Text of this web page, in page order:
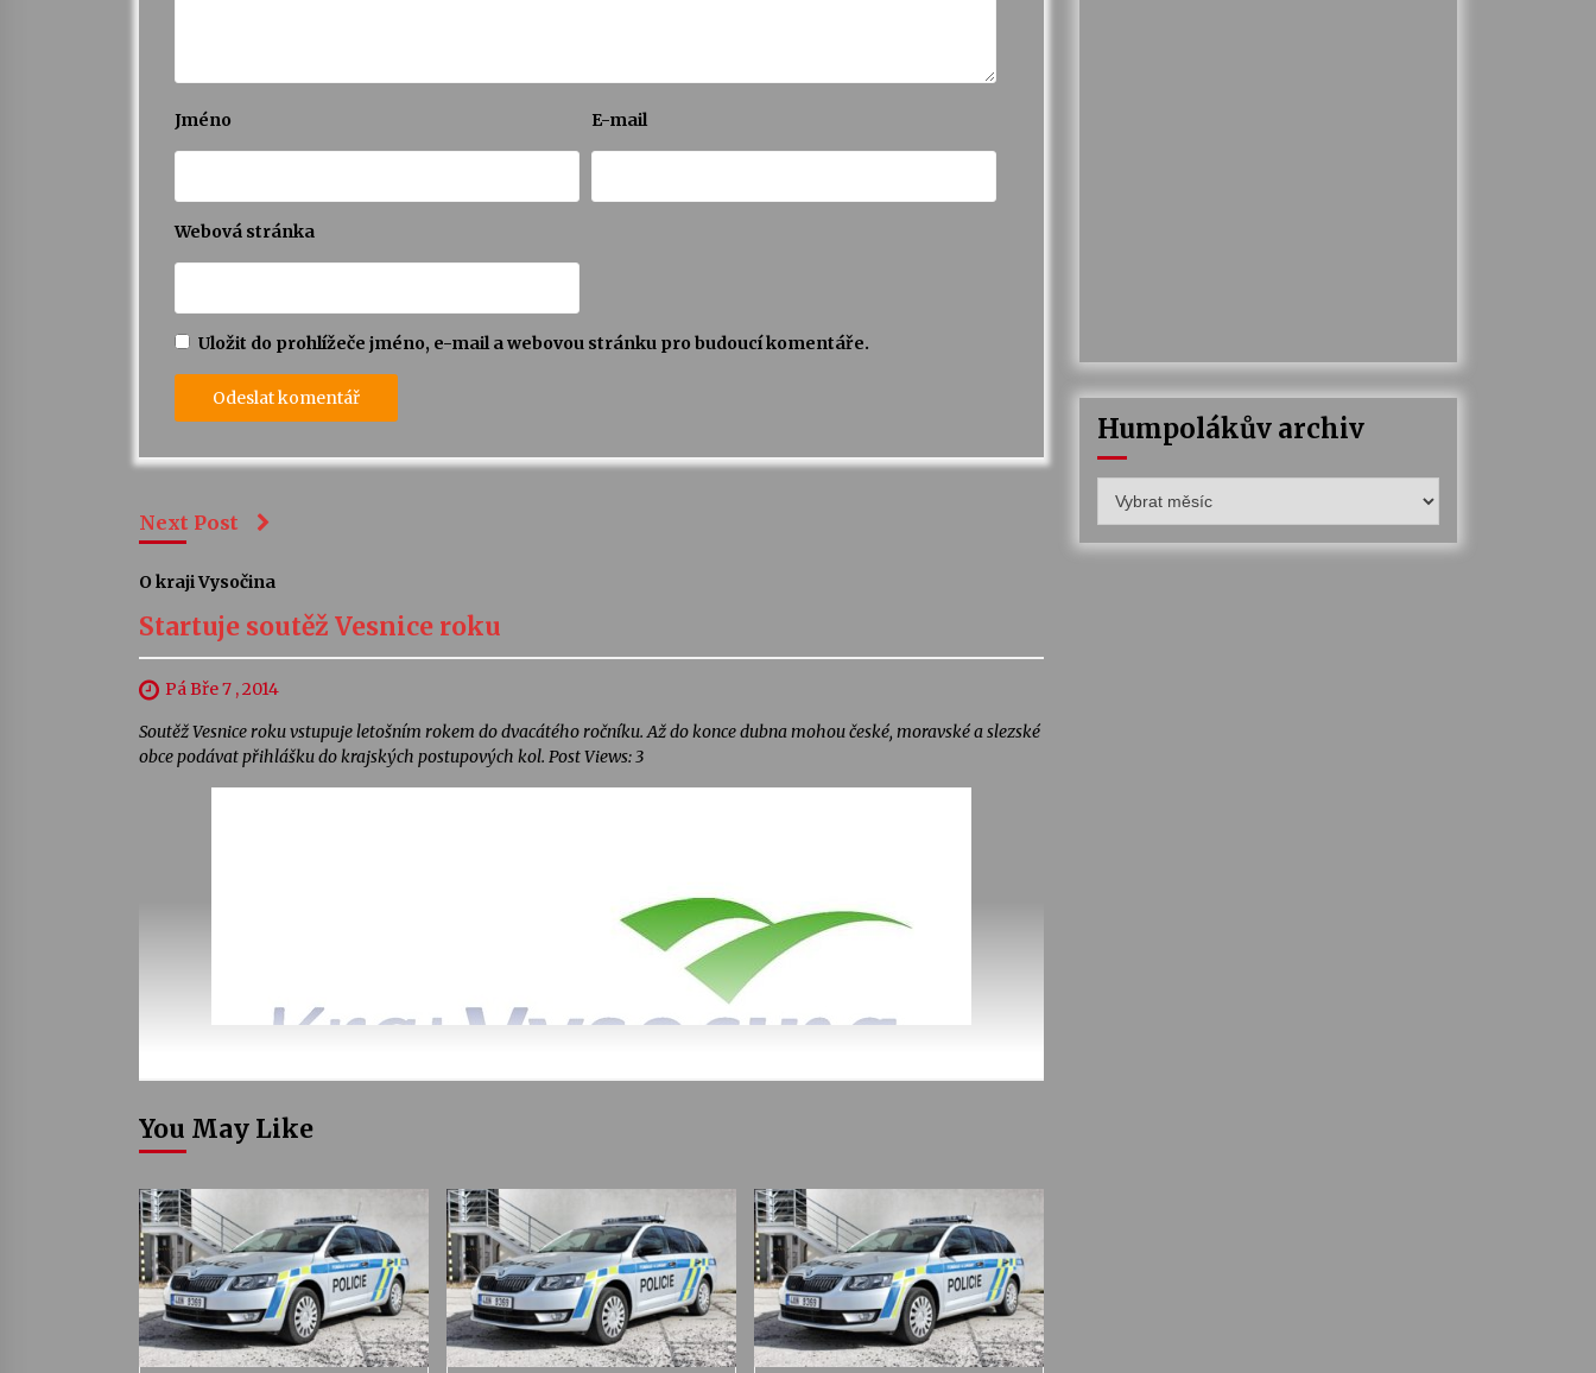
Jméno E-mail
Webová stránka
Uložit do prohlížeče jméno, e-mail a webovou stránku pro budoucí komentáře.
Next Post
O kraji Vysočina
Startuje soutěž Vesnice roku
Pá Bře 7 , 2014
Soutěž Vesnice roku vstupuje letošním rokem do dvacátého ročníku. Až do konce dubna mohou české, moravské a slezské
obce podávat přihlášku do krajských postupových kol. Post Views: 3
You May Like
Humpolákův archiv
archiv